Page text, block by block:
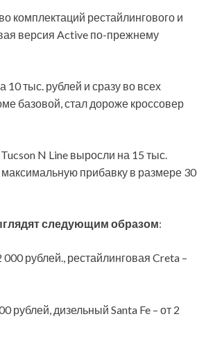
комплектаций рестайлингового и
версия Active по-прежнему
тыс. рублей и сразу во всех
базовой, стал дороже кроссовер
N Line выросли на 15 тыс.
прибавку в размере 30
следующим образом:
рублей., рестайлинговая Creta –
рублей, дизельный Santa Fe – от 2